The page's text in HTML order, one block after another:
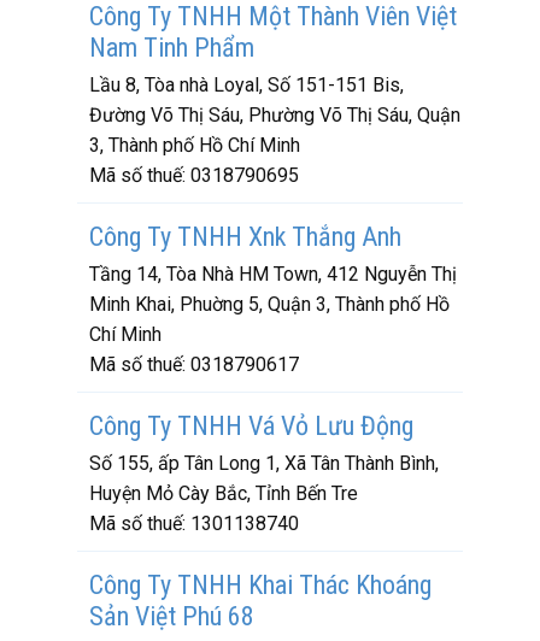
Công Ty TNHH Một Thành Viên Việt
Nam Tinh Phẩm
Lầu 8, Tòa nhà Loyal, Số 151-151 Bis,
Đường Võ Thị Sáu, Phường Võ Thị Sáu, Quận
3, Thành phố Hồ Chí Minh
Mã số thuế: 0318790695
Công Ty TNHH Xnk Thắng Anh
Tầng 14, Tòa Nhà HM Town, 412 Nguyễn Thị
Minh Khai, Phuờng 5, Quận 3, Thành phố Hồ
Chí Minh
Mã số thuế: 0318790617
Công Ty TNHH Vá Vỏ Lưu Động
Số 155, ấp Tân Long 1, Xã Tân Thành Bình,
Huyện Mỏ Cày Bắc, Tỉnh Bến Tre
Mã số thuế: 1301138740
Công Ty TNHH Khai Thác Khoáng
Sản Việt Phú 68